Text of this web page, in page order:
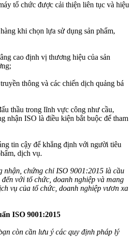
tổ chức được cải thiện liên tục và hiệu
khi chọn lựa sử dụng sản phẩm,
cao định vị thương hiệu của sản
thông và các chiến dịch quảng bá
thầu trong lĩnh vực công như cầu,
nhận ISO là điều kiện bắt buộc để tham
tin cậy để khẳng định với người tiêu
dịch vụ.
nhận, chứng chỉ ISO 9001:2015 là cầu
với tổ chức, doanh nghiệp và mang
vụ của tổ chức, doanh nghiệp vươn xa
ISO 9001:2015
còn cần lưu ý các quy định pháp lý